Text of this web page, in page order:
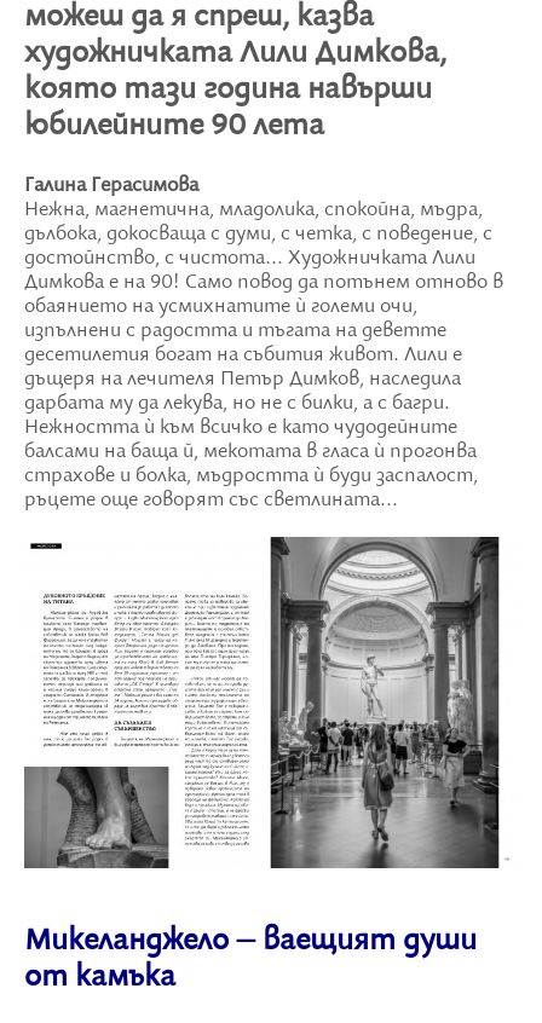
можеш да я спреш, казва
художничката Лили Димкова,
която тази година навърши
юбилейните 90 лета
Галина Герасимова
Нежна, магнетична, младолика, спокойна, мъдра,
дълбока, докосваща с думи, с четка, с поведение, с
достойнство, с чистота... Художничката Лили
Димкова е на 90! Само повод да потънем отново в
обаянието на усмихнатите ù големи очи,
изпълнени с радостта и тъгата на деветте
десетилетия богат на събития живот. Лили е
дъщеря на лечителя Петър Димков, наследила
дарбата му да лекува, но не с билки, а с багри.
Нежността ù към всичко е като чудодейните
балсами на баща й, мекотата в гласа ù прогонва
страхове и болка, мъдростта ù буди заспалост,
ръцете още говорят със светлината...
Микеланджело – ваещият души
от камъка